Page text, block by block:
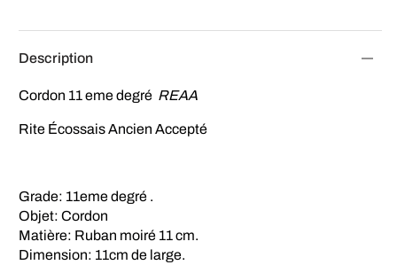
Description
Cordon 11 eme degré REAA
Rite Écossais Ancien Accepté
Grade: 11eme degré .
Objet: Cordon
Matière: Ruban moiré 11 cm.
Dimension: 11cm de large.